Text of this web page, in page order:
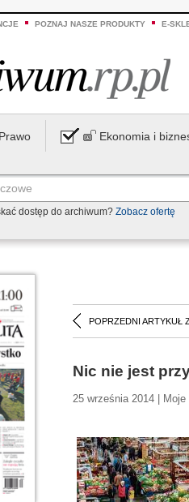
POZNAJ NASZE PRODUKTY E-
Prawo Ekonomia i
dostęp do archiwum? Zobacz ofertę
POPRZEDNI ARTYKUŁ
Nic nie jest
25 września 2014 | Moje